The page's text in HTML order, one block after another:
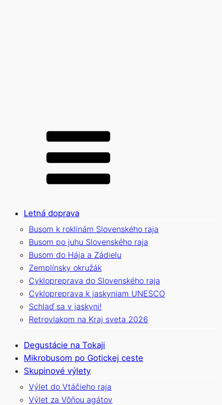
Letná doprava
Busom k roklinám Slovenského raja
Busom po juhu Slovenského raja
Busom do Hája a Zádielu
Zemplínsky okružák
Cyklopreprava do Slovenského raja
Cyklopreprava k jaskyniam UNESCO
Schlaď sa v jaskyni!
Retrovlakom na Kraj sveta 2026
Degustácie na Tokaji
Mikrobusom po Gotickej ceste
Skupinové výlety
Výlet do Vtáčieho raja
Výlet za Vôňou agátov